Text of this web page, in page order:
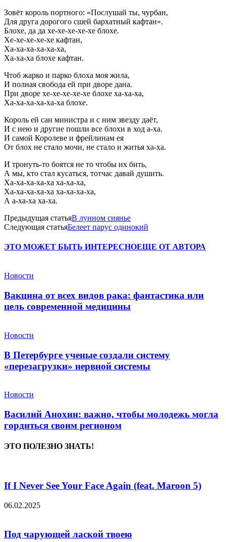
Зовёт король портного: «Послушай ты, чурбан,
Для друга дорогого сшей бархатный кафтан».
Блохе, да да хе-хе-хе-хе-хе блохе.
Хе-хе-хе-хе-хе кафтан,
Ха-ха-ха-ха-ха-ха,
Ха-ха-ха блохе кафтан.
Чтоб жарко и парко блоха моя жила,
И полная свобода ей при дворе дана.
При дворе хе-хе-хе-хе-хе блохе ха-ха-ха,
Ха-ха-ха-ха-ха-ха блохе.
Король ей сан министра и с ним звезду даёт,
И с нею и другие пошли все блохи в ход а-ха.
И самой Королеве и фрейлинам ея
От блох не стало мочи, не стало и житья ха-ха.
И тронуть-то боятся не то чтобы их бить,
А мы, кто стал кусаться, тотчас давай душить.
Ха-ха-ха-ха-ха ха-ха-ха,
Ха-ха-ха-ха-ха ха-ха-ха-ха,
А а-ха-ха ха-ха.
Предыдущая статьяВ лунном сиянье
Следующая статьяБелеет парус одинокий
ЭТО МОЖЕТ БЫТЬ ИНТЕРЕСНОЕЩЕ ОТ АВТОРА
Новости
Вакцина от всех видов рака: фантастика или
цель современной медицины
Новости
В Петербурге ученые создали систему
«перезагрузки» нервной системы
Новости
Василий Анохин: важно, чтобы молодежь могла
гордиться своим регионом
ЭТО ПОЛЕЗНО ЗНАТЬ!
If I Never See Your Face Again (feat. Maroon 5)
06.02.2025
Под чарующей лаской твоею